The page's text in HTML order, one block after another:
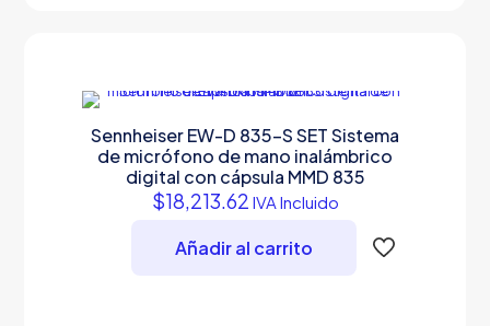
Sennheiser EW-D 835-S SET Sistema
de micrófono de mano inalámbrico
digital con cápsula MMD 835
$18,213.62 IVA Incluido
Añadir al carrito